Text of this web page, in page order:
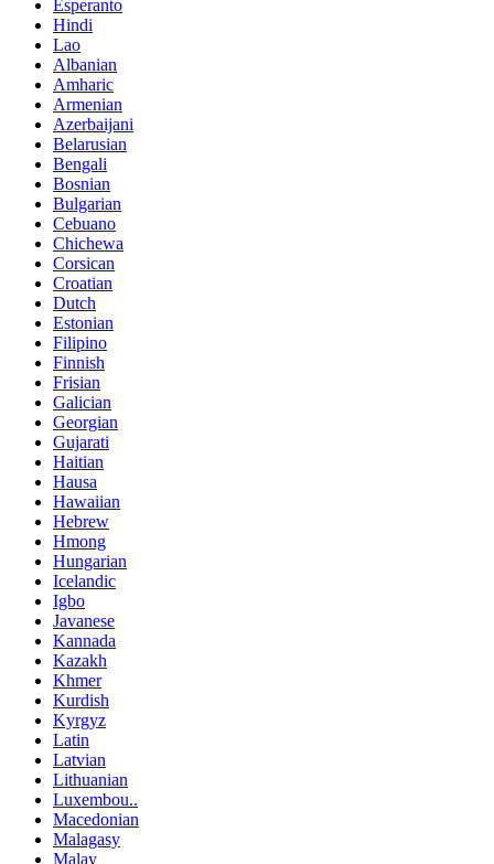
Esperanto
Hindi
Lao
Albanian
Amharic
Armenian
Azerbaijani
Belarusian
Bengali
Bosnian
Bulgarian
Cebuano
Chichewa
Corsican
Croatian
Dutch
Estonian
Filipino
Finnish
Frisian
Galician
Georgian
Gujarati
Haitian
Hausa
Hawaiian
Hebrew
Hmong
Hungarian
Icelandic
Igbo
Javanese
Kannada
Kazakh
Khmer
Kurdish
Kyrgyz
Latin
Latvian
Lithuanian
Luxembou..
Macedonian
Malagasy
Malay